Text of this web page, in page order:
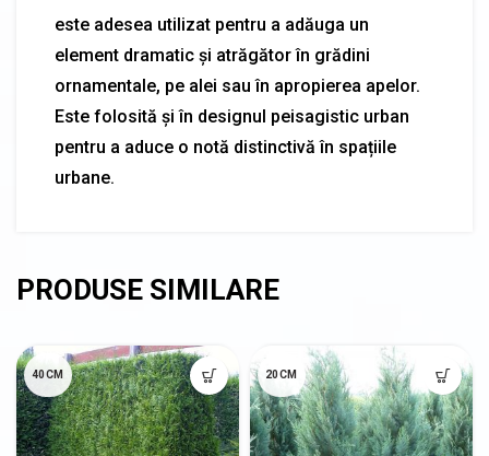
este adesea utilizat pentru a adăuga un
element dramatic și atrăgător în grădini
ornamentale, pe alei sau în apropierea apelor.
Este folosită și în designul peisagistic urban
pentru a aduce o notă distinctivă în spațiile
urbane.
40CM 20CM